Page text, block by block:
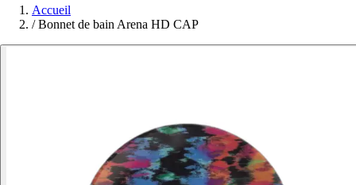
Accueil
/ Bonnet de bain Arena HD CAP